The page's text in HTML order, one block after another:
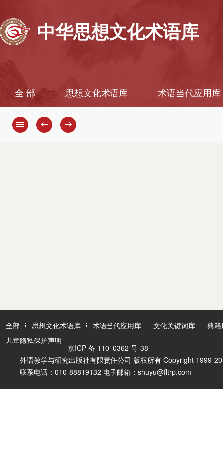
中华思想文化术语库
全 部 思想文化术语库 术语当代应用库
← →
全部 思想文化术语库 术语当代应用库 文化关键词库
典籍
儿童隐私保护声明
京ICP 备 11010362 号-38
外语教学与研究出版社有限责任公司 版权所有 Copyright 1999-
联系电话：010-88819132 电子邮箱：shuyu@fltrp.com